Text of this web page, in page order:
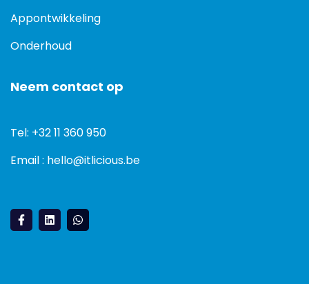
Appontwikkeling
Onderhoud
Neem contact op
Tel: +32 11 360 950
Email : hello@itlicious.be